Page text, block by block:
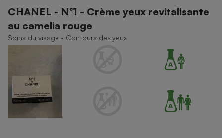
CHANEL - N°1 - Crème yeux revitalisante
au camelia rouge
Soins du visage - Contours des yeux